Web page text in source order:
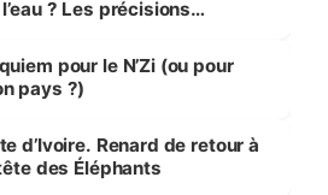
? Les précisions
pour le N’Zi (ou pour
pays ?)
d’Ivoire. Renard de retour à
des Éléphants